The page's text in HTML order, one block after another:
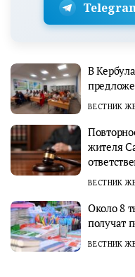
В
ВЕСТНИК
жителя
ВЕСТНИК
Около 8
получат
ВЕСТНИК